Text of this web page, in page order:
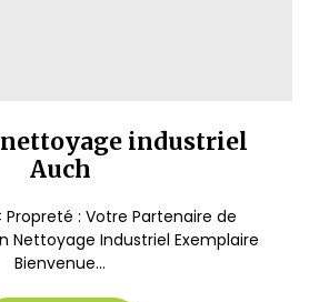
nettoyage industriel
Auch
Propreté : Votre Partenaire de
Nettoyage Industriel Exemplaire
Bienvenue...